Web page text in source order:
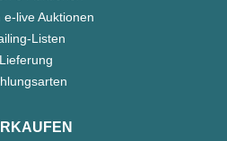
e-live Auktionen
Listen
Lieferung